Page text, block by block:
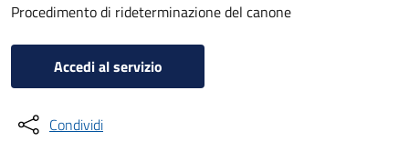
Procedimento di rideterminazione del canone
Accedi al servizio
Condividi